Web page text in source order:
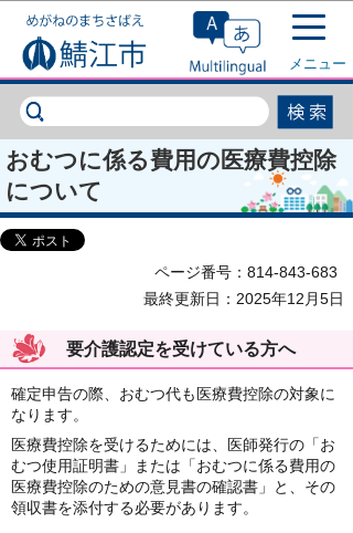
このページの本文へ移動
メニュー
おむつに係る費用の医療費控除
について
ページ番号：814-843-683
最終更新日：2025年12月5日
要介護認定を受けている方へ
確定申告の際、おむつ代も医療費控除の対象に
なります。
医療費控除を受けるためには、医師発行の「お
むつ使用証明書」または「おむつに係る費用の
医療費控除のための意見書の確認書」と、その
領収書を添付する必要があります。